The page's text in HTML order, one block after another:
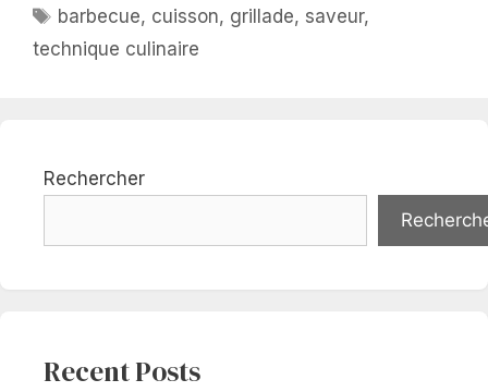
Étiquettes
barbecue, cuisson, grillade, saveur,
technique culinaire
Rechercher
Recent Posts